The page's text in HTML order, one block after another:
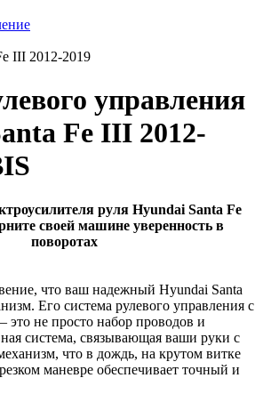
III 2012-2019
управления
Fe III 2012-
руля Hyundai Santa Fe
своей машине уверенность в
поворотах
что ваш надежный Hyundai Santa
Его система рулевого управления с
это не просто набор проводов и
система, связывающая ваши руки с
что в дождь, на крутом витке
маневре обеспечивает точный и